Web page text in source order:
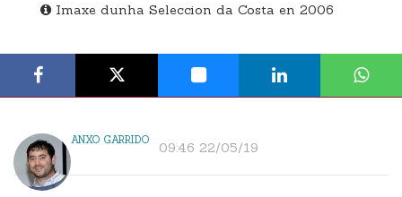
Imaxe dunha Seleccion da Costa en 2006
ANXO GARRIDO 09:46 22/05/19